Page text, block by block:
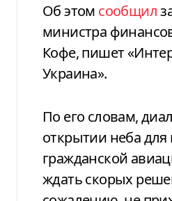
Об этом сообщил
министра
Кофе, пишет
Украина».
По его словам,
открытии неба для
гражданской
ждать скорых